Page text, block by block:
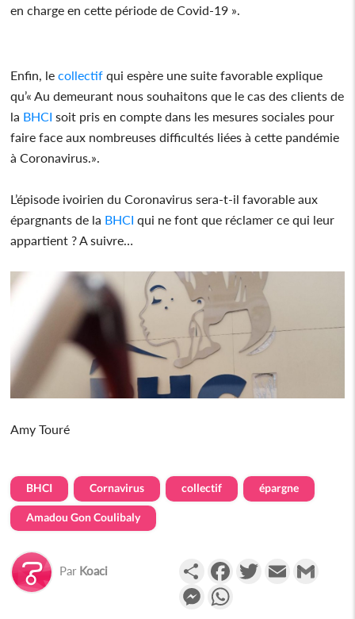
en charge en cette période de Covid-19 ».
Enfin, lecollectif qui espère une suite favorable explique
qu’« Au demeurant nous souhaitons que le cas des clients de
la BHCI soit pris en compte dans les mesures sociales pour
faire face aux nombreuses difficultés liées à cette pandémie
à Coronavirus.».
L’épisode ivoirien du Coronavirus sera-t-il favorable aux
épargnants de la BHCI qui ne font que réclamer ce qui leur
appartient ? A suivre…
Amy Touré
BHCI Cornavirus collectif épargne
Amadou Gon Coulibaly
Par Koaci PartagerFacebookTwitterEmail
Messenger